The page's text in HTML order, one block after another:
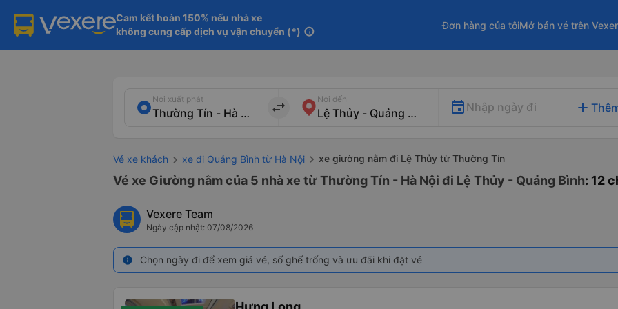
Cam kết hoàn 150% nếu nhà xe
không cung cấp dịch vụ vận chuyển (*) info
Đơn hàng của tôiMở bán vé trên
Nơi xuất phát
import_export
Nơi đến
Nhập ngày đi add
Vé xe khách xe đi Quảng Bình từ Hà Nội xe giường nằm đi Lệ Thủy từ Thường Tín
Vé xe Giường nằm của 5 nhà xe từ Thường Tín - Hà Nội đi Lệ Thủy - Quảng Bình: 12
Vexere Team
Ngày cập nhật: 07/08/2026
info Chọn ngày đi để xem giá vé, số ghế trống và ưu đãi khi đặt vé